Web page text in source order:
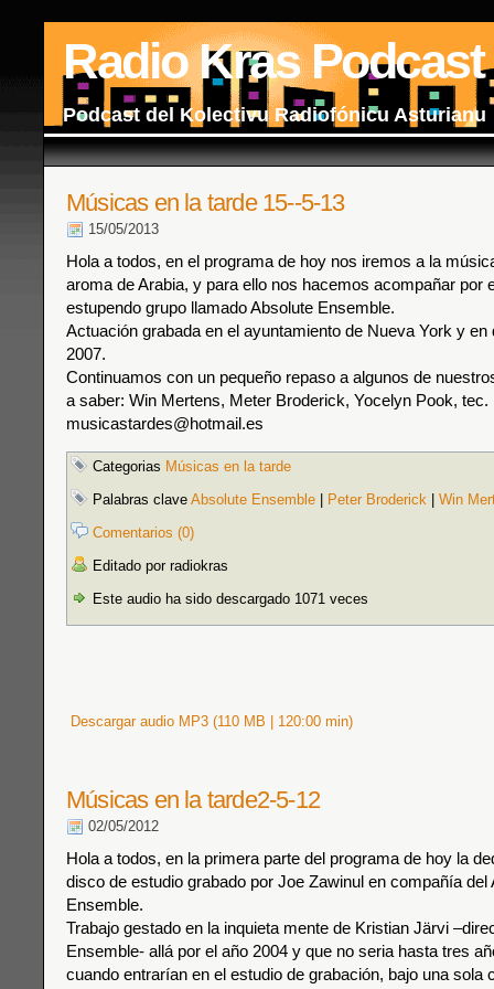
Radio Kras Podcast
Podcast del Kolectivu Radiofónicu Asturianu
Músicas en la tarde 15--5-13
15/05/2013
Hola a todos, en el programa de hoy nos iremos a la
aroma de Arabia, y para ello nos hacemos acompañar por
estupendo grupo llamado Absolute Ensemble.
Actuación grabada en el ayuntamiento de Nueva York y en
2007.
Continuamos con un pequeño repaso a algunos de
a saber: Win Mertens, Meter Broderick, Yocelyn Pook, tec.
musicastardes@hotmail.es
Categorias Músicas en la tarde
Palabras clave Absolute Ensemble Peter Broderick
Win
Comentarios (0)
Editado por radiokras
Este audio ha sido descargado 1071 veces
Descargar audio MP3 (110 MB | 120:00 min)
Músicas en la tarde2-5-12
02/05/2012
Hola a todos, en la primera parte del programa de hoy la
disco de estudio grabado por Joe Zawinul en compañía del
Ensemble.
Trabajo gestado en la inquieta mente de Kristian Järvi
Ensemble- allá por el año 2004 y que no seria hasta tres
cuando entrarían en el estudio de grabación, bajo una sola